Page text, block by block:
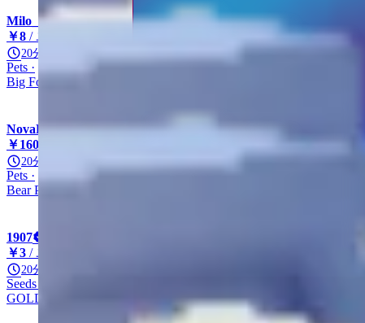
Milo_Shop
￥8 / ユニット
20分
Pets Mythic
Big Fox
NovaBolt
￥160
20分
Pets Mythic
Bear Pet
1907
￥3 / ユニット
20分
Seeds
GOLD SEED